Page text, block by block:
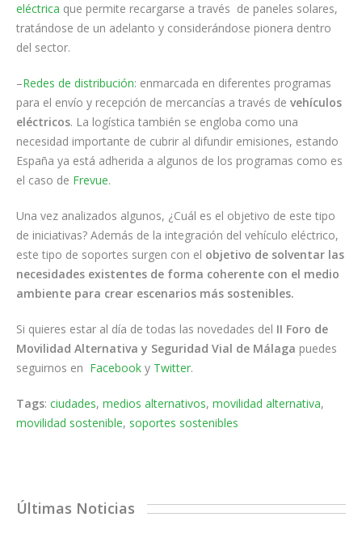
eléctrica que permite recargarse a través de paneles solares,
tratándose de un adelanto y considerándose pionera dentro
del sector.
–Redes de distribución: enmarcada en diferentes programas
para el envío y recepción de mercancías a través de vehículos
eléctricos. La logística también se engloba como una
necesidad importante de cubrir al difundir emisiones, estando
España ya está adherida a algunos de los programas como es
el caso de Frevue.
Una vez analizados algunos, ¿Cuál es el objetivo de este tipo
de iniciativas? Además de la integración del vehículo eléctrico,
este tipo de soportes surgen con el objetivo de solventar las
necesidades existentes de forma coherente con el medio
ambiente para crear escenarios más sostenibles.
Si quieres estar al día de todas las novedades del II Foro de
Movilidad Alternativa y Seguridad Vial de Málaga puedes
seguirnos en Facebook y Twitter.
Tags: ciudades, medios alternativos, movilidad alternativa,
movilidad sostenible, soportes sostenibles
Últimas Noticias